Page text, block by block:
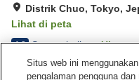
Distrik Chuo, Tokyo,
Lihat di peta
4.2 Sangat baik
Situs web ini
pengalaman pengguna